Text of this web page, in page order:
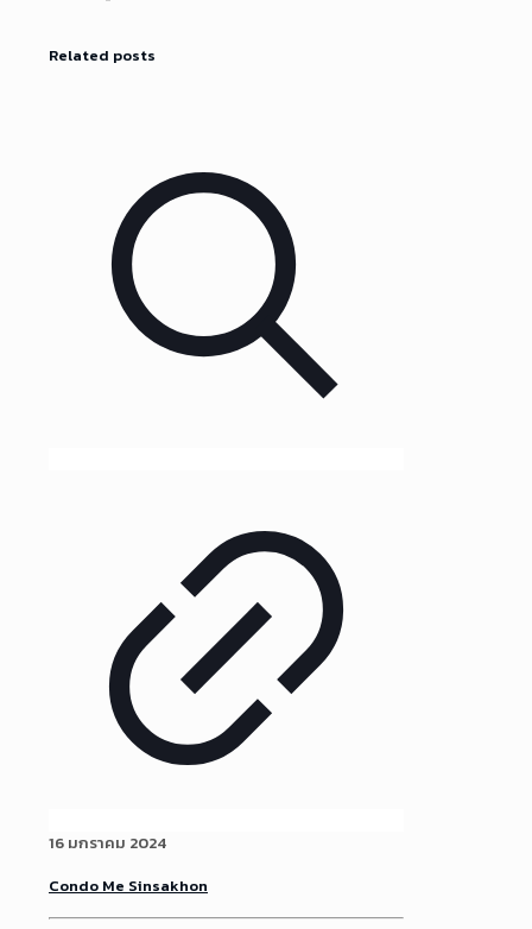
Related posts
16 มกราคม 2024
Condo Me Sinsakhon